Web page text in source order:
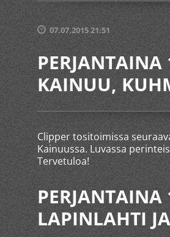
07.07.2015 21:51
PERJANTAINA
KAINUU,
Clipper tositoimissa
Kainuussa. Luvassa
Tervetuloa!
LAPINLAHTI